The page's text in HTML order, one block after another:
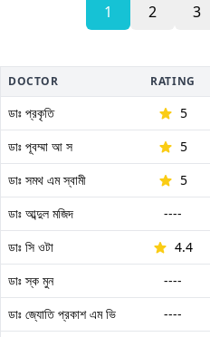
1 2 3
DOCTOR RATING
ডাঃ প্রকৃতি 5
ডাঃ পূবম্মা আ স
5
ডাঃ সমথ এম স্বামী
5
ডাঃ আব্দুল মজিদ
----
ডাঃ সি ওটা
4.4
ডাঃ স্ক মুন
----
ডাঃ জ্যোতি প্রকাশ এম ভি
----